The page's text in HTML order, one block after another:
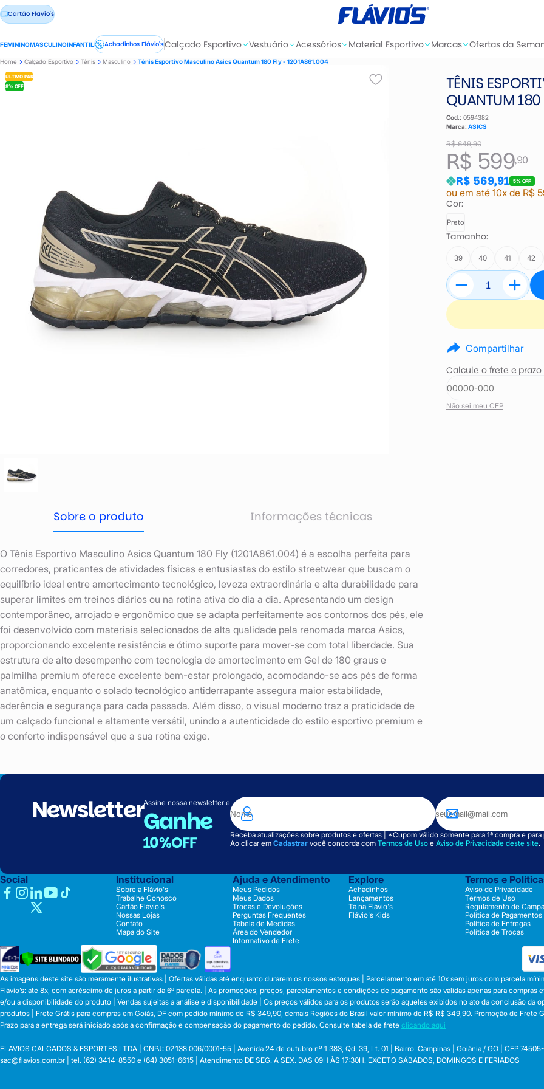
Cartão Flavio's
FEMININOMASCULINOINFANTIL Achadinhos Flávio'sCalçado Esportivo Vestuário Acessórios Material Esportivo Marcas Ofertas da
Home Calçado Esportivo Tênis Masculino Tênis Esportivo Masculino Asics Quantum 180 Fly - 1201A861.004
8% OFF
ÚLTIMO PAR
TÊNIS
QUANTUM
Cod.: 0594382
Marca: ASICS
R$ 649,90
R$ 599,90
R$ 569,91 5% OFF
ou em até 10x de R$
Cor:
Preto
Tamanho:
39 40 41 42
Compartilhar
Calcule o frete e
Não sei meu CEP
Sobre o produto Informações técnicas
O Tênis Esportivo Masculino Asics Quantum 180 Fly (1201A861.004) é a escolha perfeita para
corredores, praticantes de atividades físicas e entusiastas do estilo streetwear que buscam o
equilíbrio ideal entre amortecimento tecnológico, leveza extraordinária e alta durabilidade para
superar limites em treinos diários ou na rotina ativa do dia a dia. Apresentando um design
contemporâneo, arrojado e ergonômico que se adapta perfeitamente aos contornos dos pés, ele
foi desenvolvido com materiais selecionados de alta qualidade pela renomada marca Asics,
proporcionando excelente resistência e ótimo suporte para mover-se com total liberdade. Sua
estrutura de alto desempenho com tecnologia de amortecimento em Gel de 180 graus e
palmilha premium oferece excelente bem-estar prolongado, acomodando-se aos pés de forma
anatômica, enquanto o solado tecnológico antiderrapante assegura maior estabilidade,
aderência e segurança para cada passada. Além disso, o visual moderno traz a praticidade de
um calçado funcional e altamente versátil, unindo a autenticidade do estilo esportivo premium e
o conforto indispensável que a sua rotina exige.
NewsletterAssine nossa newsletter e
Ganhe
10%OFF
Receba atualizações sobre produtos e ofertas | *Cupom válido somente para 1ª compra e
Ao clicar em Cadastrar você concorda com Termos de Uso e Aviso de Privacidade deste site.
Social Institucional
Sobre a Flávio's
Trabalhe Conosco
Cartão Flávio's
Nossas Lojas
Contato
Mapa do Site
Ajuda e Atendimento
Meus Pedidos
Meus Dados
Trocas e Devoluções
Perguntas Frequentes
Tabela de Medidas
Área do Vendedor
Informativo de Frete
Explore
Achadinhos
Lançamentos
Tá na Flávio's
Flávio's Kids
Termos e
Aviso de Privacidade
Termos de Uso
Regulamento de
Política de Pagamentos
Política de Entregas
Política de Trocas
As imagens deste site são meramente ilustrativas | Ofertas válidas até enquanto durarem os nossos estoques | Parcelamento em até 10x sem juros com parcela
Flávio’s: até 8x, com acréscimo de juros a partir da 6ª parcela. | As promoções, preços, parcelamentos e condições de pagamento são válidas apenas para
e/ou a disponibilidade do produto | Vendas sujeitas a análise e disponibilidade | Os preços válidos para os produtos serão aqueles exibidos no ato da conclusão da
produtos | Frete Grátis para compras em Goiás, DF com pedido mínimo de R$ 349,90, demais Regiões do Brasil valor mínimo de R$ R$ 349,90. Promoção de Frete
Prazo para a entrega será iniciado após a confirmação e compensação do pagamento do pedido. Consulte tabela de frete clicando aqui
FLAVIOS CALCADOS & ESPORTES LTDA | CNPJ: 02.138.006/0001-55 | Avenida 24 de outubro nº 1.383, Qd. 39, Lt. 01 | Bairro: Campinas | Goiânia / GO | CEP
sac@flavios.com.br | tel. (62) 3414-8550 e (64) 3051-6615 | Atendimento DE SEG. A SEX. DAS 09H ÀS 17:30H. EXCETO SÁBADOS, DOMINGOS E FERIADOS